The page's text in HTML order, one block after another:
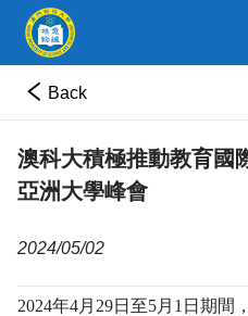
Back
澳科大積極推動教育國
亞洲大學峰會
2024/05/02
2024年4月 29日至5月 1 日期間